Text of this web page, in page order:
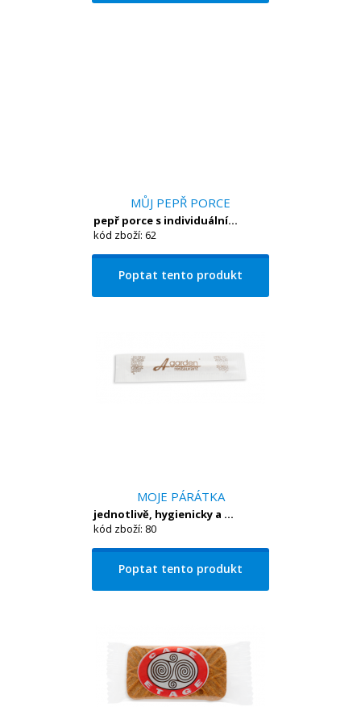
MŮJ PEPŘ PORCE
pepř porce s individuální...
kód zboží: 62
Poptat tento produkt
MOJE PÁRÁTKA
jednotlivě, hygienicky a ...
kód zboží: 80
Poptat tento produkt